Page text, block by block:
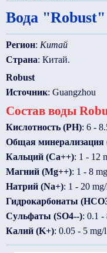
Вода "Robust"
Регион: Китай
Страна: Китай.
Robust
Источник: Guangzhou
Состав воды
Кислотность (PH): 6 -
Общая минерализация
Кальций (Ca++): 1 - 12
Магний (Mg++): 1 - 8
Натрий (Na+): 1 - 20
Гидрокарбонаты
Сульфаты (SO4--): 0.1 -
Калий (K+): 0.05 - 5 mg/l